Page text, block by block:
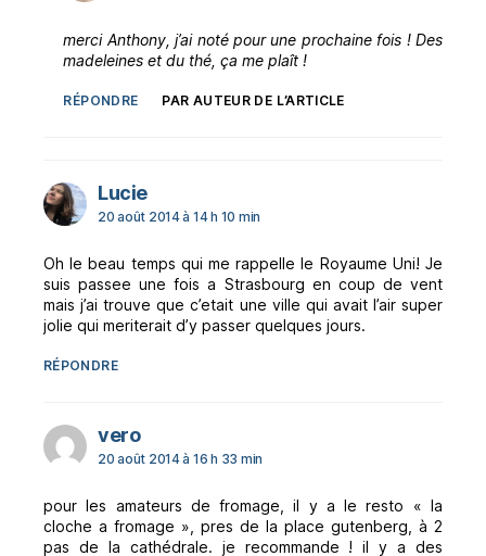
merci Anthony, j’ai noté pour une prochaine fois ! Des
madeleines et du thé, ça me plaît !
RÉPONDRE PAR AUTEUR DE L’ARTICLE
Luciedit :
20 août 2014 à 14 h 10 min
Oh le beau temps qui me rappelle le Royaume Uni! Je
suis passee une fois a Strasbourg en coup de vent
mais j’ai trouve que c’etait une ville qui avait l’air super
jolie qui meriterait d’y passer quelques jours.
RÉPONDRE
verodit :
20 août 2014 à 16 h 33 min
pour les amateurs de fromage, il y a le resto « la
cloche a fromage », pres de la place gutenberg, à 2
pas de la cathédrale. je recommande ! il y a des